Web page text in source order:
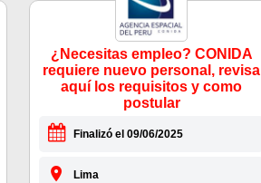
¿Necesitas empleo? CONIDA
requiere nuevo personal, revisa
aquí los requisitos y como
postular
Finalizó el 09/06/2025
Lima